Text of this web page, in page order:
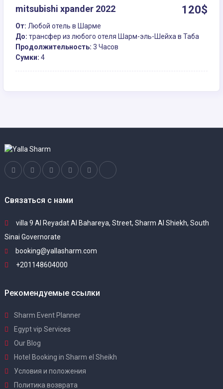
mitsubishi xpander 2022 120$
От: Любой отель в Шарме
До: трансфер из любого отеля Шарм-эль-Шейха в Таба
Продолжительность: 3 Часов
Сумки: 4
Связаться с нами
villa 9 Al Reyadat Al Bahareya, Street, Sharm Al Shiekh, South
Sinai Governorate
booking@yallasharm.com
+201148604000
Рекомендуемые ссылки
Sharm Event Planner
Egypt vip Services
Our Blog
Hotel Booking in Sharm el Sheikh
Условия и положения
Политика возврата